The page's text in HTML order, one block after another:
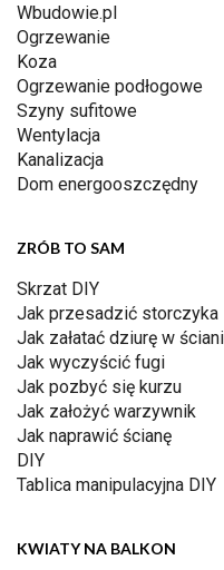
Wbudowie.pl
Ogrzewanie
Koza
Ogrzewanie podłogowe
Szyny sufitowe
Wentylacja
Kanalizacja
Dom energooszczędny
ZRÓB TO SAM
Skrzat DIY
Jak przesadzić storczyka
Jak załatać dziurę w
Jak wyczyścić fugi
Jak pozbyć się kurzu
Jak założyć warzywnik
Jak naprawić ścianę
DIY
Tablica manipulacyjna DIY
KWIATY NA BALKON